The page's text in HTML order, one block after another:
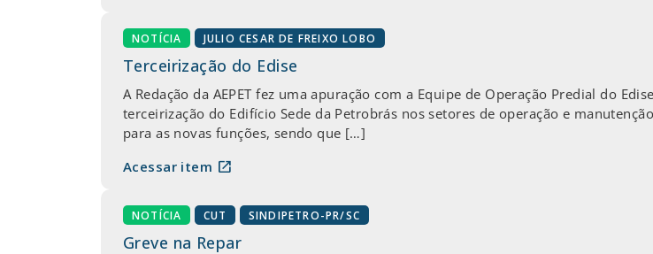
NOTÍCIA JULIO CESAR DE FREIXO LOBO
Terceirização do Edise
A Redação da AEPET fez uma apuração com a Equipe de Operação Predial do
terceirização do Edifício Sede da Petrobrás nos setores de operação e
para as novas funções, sendo que […]
Acessar item open_in_new
NOTÍCIA CUT SINDIPETRO-PR/SC
Greve na Repar